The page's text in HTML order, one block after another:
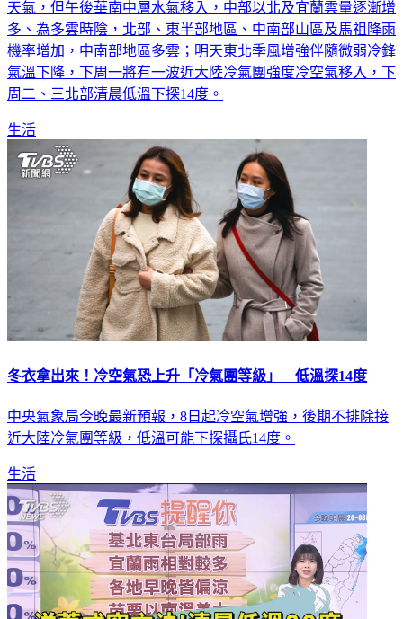
天氣，但午後華南中層水氣移入，中部以北及宜蘭雲量逐漸增
多、為多雲時陰，北部、東半部地區、中南部山區及馬祖降雨
機率增加，中南部地區多雲；明天東北季風增強伴隨微弱冷鋒
氣溫下降，下周一將有一波近大陸冷氣團強度冷空氣移入，下
周二、三北部清晨低溫下探14度。
生活
冬衣拿出來！冷空氣恐上升「冷氣團等級」 低溫探14度
中央氣象局今晚最新預報，8日起冷空氣增強，後期不排除接
近大陸冷氣團等級，低溫可能下探攝氏14度。
生活